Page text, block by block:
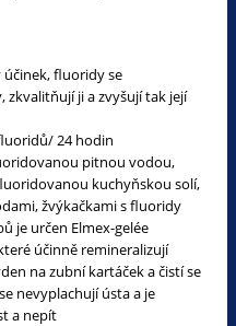
fluoridy se
zkvalitňují ji a zvyšují tak její
24 hodin
pitnou vodou,
kuchyňskou solí,
žvýkačkami s fluoridy
je určen Elmex-gelée
účinně remineralizují
na zubní kartáček a čistí se
nevyplachují ústa a je
a nepít